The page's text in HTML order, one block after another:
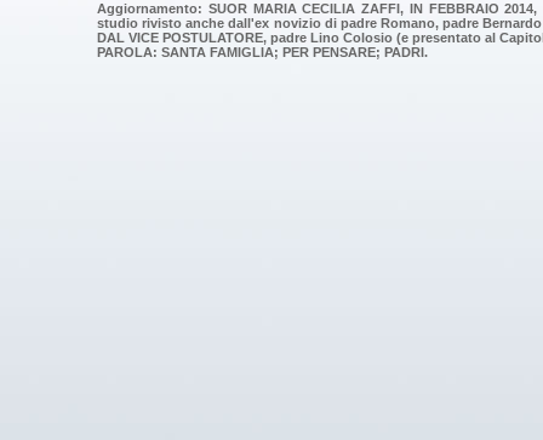
Aggiornamento: SUOR MARIA CECILIA ZAFFI, IN FEBBRAIO
studio rivisto anche dall'ex novizio di padre Romano, padre
DAL VICE POSTULATORE, padre Lino Colosio (e presentato al
PAROLA: SANTA FAMIGLIA; PER PENSARE; PADRI.